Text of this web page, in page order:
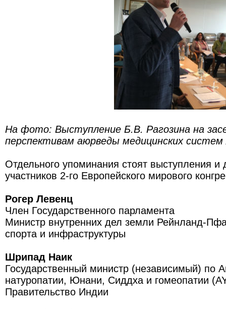
На фото: Выступление Б.В. Рагозина на
перспективам аюрведы медицинских систем
Отдельного упоминания стоят выступления
участников 2-го Европейского мирового
Рогер Левенц
Член Государственного парламента
Министр внутренних дел земли Рейнланд-
спорта и инфраструктуры
Шрипад Наик
Государственный министр (независимый) по
натуропатии, Юнани, Сиддха и гомеопатии
Правительство Индии